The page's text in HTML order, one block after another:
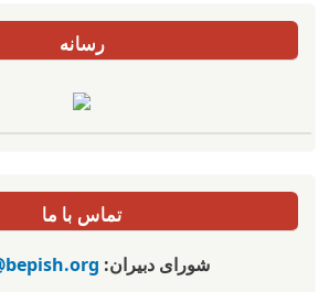
رسانه
تماس با ما
شورای دبیران: